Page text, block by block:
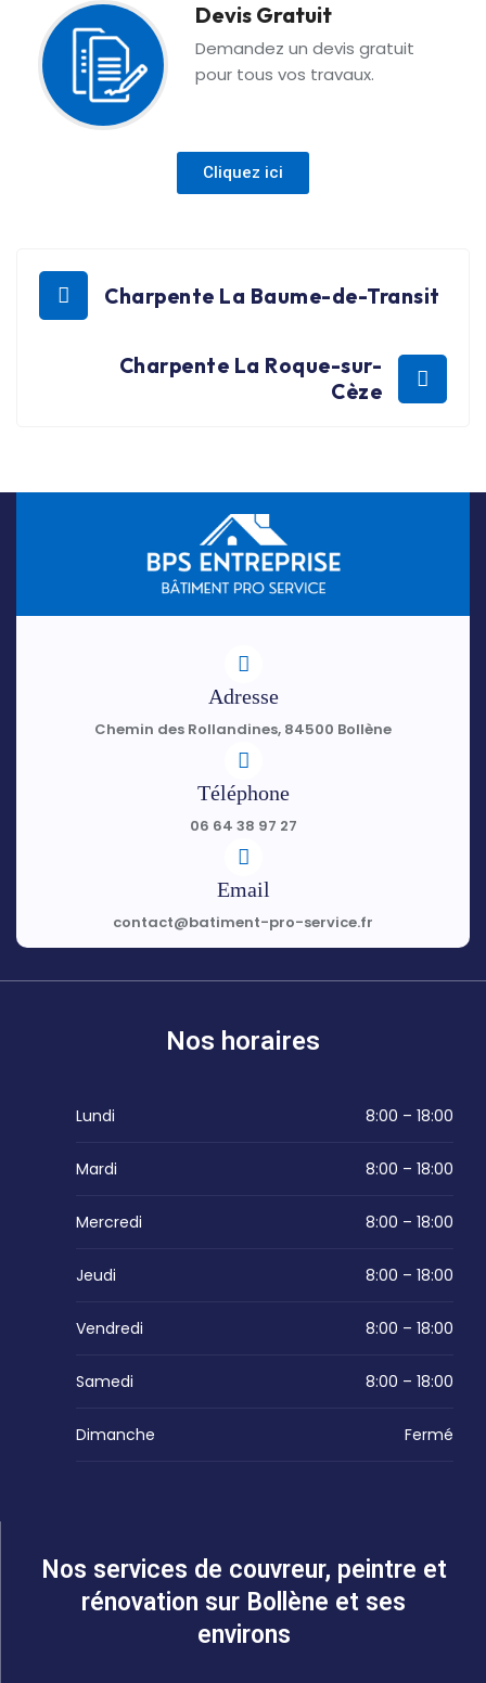
Devis Gratuit
Demandez un devis gratuit
pour tous vos travaux.
Cliquez ici
Charpente La Baume-de-Transit
Charpente La Roque-sur-
Cèze
Adresse
Chemin des Rollandines, 84500 Bollène
Téléphone
06 64 38 97 27
Email
contact@batiment-pro-service.fr
Nos horaires
Lundi 8:00 – 18:00
Mardi 8:00 – 18:00
Mercredi 8:00 – 18:00
Jeudi 8:00 – 18:00
Vendredi 8:00 – 18:00
Samedi 8:00 – 18:00
Dimanche Fermé
Nos services de couvreur, peintre et
rénovation sur Bollène et ses
environs